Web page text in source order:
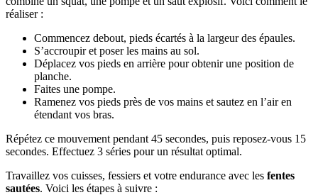
réaliser :
Commencez debout, pieds écartés à la largeur des épaules.
S’accroupir et poser les mains au sol.
Déplacez vos pieds en arrière pour obtenir une position de
planche.
Faites une pompe.
Ramenez vos pieds près de vos mains et sautez en l’air en
étendant vos bras.
Répétez ce mouvement pendant 45 secondes, puis reposez-vous 15
secondes. Effectuez 3 séries pour un résultat optimal.
Travaillez vos cuisses, fessiers et votre endurance avec les fentes
sautées. Voici les étapes à suivre :